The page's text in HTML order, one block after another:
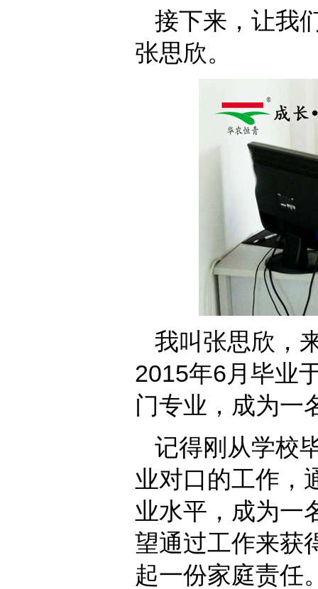
接下来，让我
张思欣。
我叫张思欣，
2015年6月毕业
门专业，成为一
记得刚从学校
业对口的工作，
业水平，成为一
望通过工作来获
起一份家庭责任